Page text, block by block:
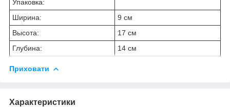
Упаковка:
Ширина:
9 см
Высота:
17 см
Глубина:
14 см
Приховати
Характеристики